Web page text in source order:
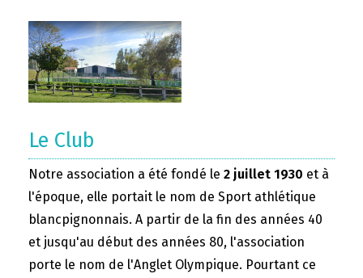
Le Club
Notre association a été fondé le 2 juillet 1930 et à
l'époque, elle portait le nom de Sport athlétique
blancpignonnais. A partir de la fin des années 40
et jusqu'au début des années 80, l'association
porte le nom de l'Anglet Olympique. Pourtant ce